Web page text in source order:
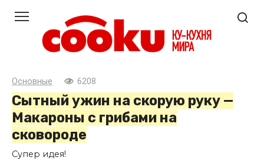
контенту
Основные 6208
Сытный ужин на скорую руку —
Макароны с грибами на
сковороде
Супер идея!